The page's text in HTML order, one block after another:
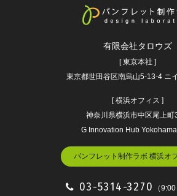
有限会社タロウズ
[ 東京本社 ]
東京都世田谷区南烏山5-13-4 ニ
[ 横浜オフィス ]
神奈川県横浜市中区尾上町
G Innovation Hub
パンフレット制作ラボ 横浜オ
03-5314-3270 （